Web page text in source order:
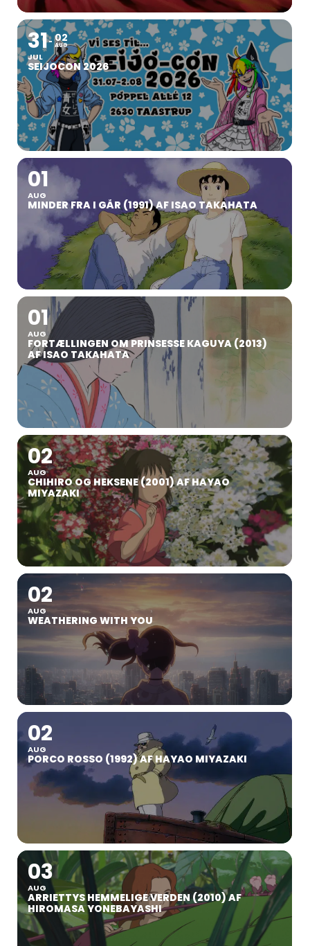
31
JUL
02
AUG
SEIJOCON 2026
01
AUG
MINDER FRA I GÅR (1991) AF ISAO TAKAHATA
01
AUG
FORTÆLLINGEN OM PRINSESSE KAGUYA (2013)
AF ISAO TAKAHATA
02
AUG
CHIHIRO OG HEKSENE (2001) AF HAYAO
MIYAZAKI
02
AUG
WEATHERING WITH YOU
02
AUG
PORCO ROSSO (1992) AF HAYAO MIYAZAKI
03
AUG
ARRIETTYS HEMMELIGE VERDEN (2010) AF
HIROMASA YONEBAYASHI